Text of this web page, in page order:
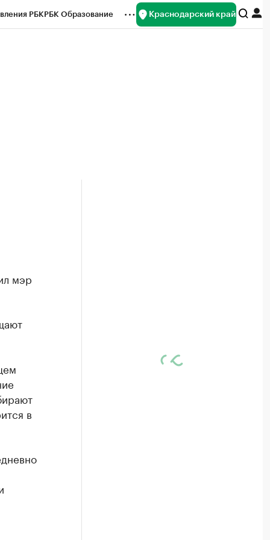
РБКРБК Образование Краснодарский край
мэр
в